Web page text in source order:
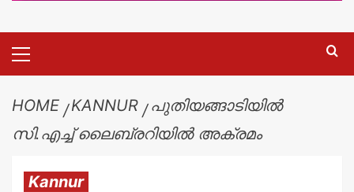
HOME KANNUR
പുതിയങ്ങാടിയിൽ
സി.എച്ച് ലൈബ്രറിയിൽ അക്രമം
Kannur